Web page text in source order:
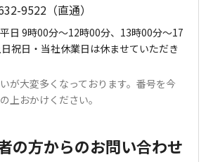
9522（直通）
日 9時00分～12時00分、13時00分～17
祝日・当社休業日は休ませていただき
が大変多くなっております。番号を今
上おかけください。
の方からのお問い合わせ